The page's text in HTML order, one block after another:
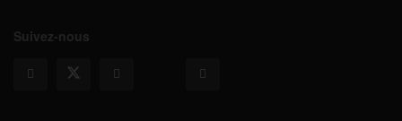
Suivez-nous